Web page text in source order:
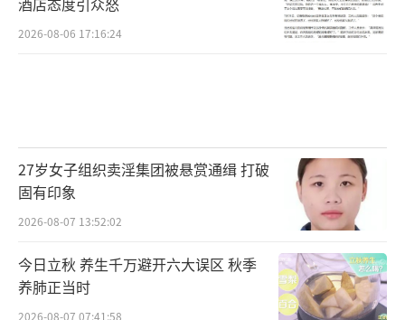
2026-08-06 17:16:24
27岁女子组织卖淫集团被悬赏通缉 打破
固有印象
2026-08-07 13:52:02
今日立秋 养生千万避开六大误区 秋季
养肺正当时
2026-08-07 07:41:58